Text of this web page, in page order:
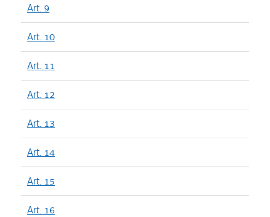
Art. 9
Art. 10
Art. 11
Art. 12
Art. 13
Art. 14
Art. 15
Art. 16